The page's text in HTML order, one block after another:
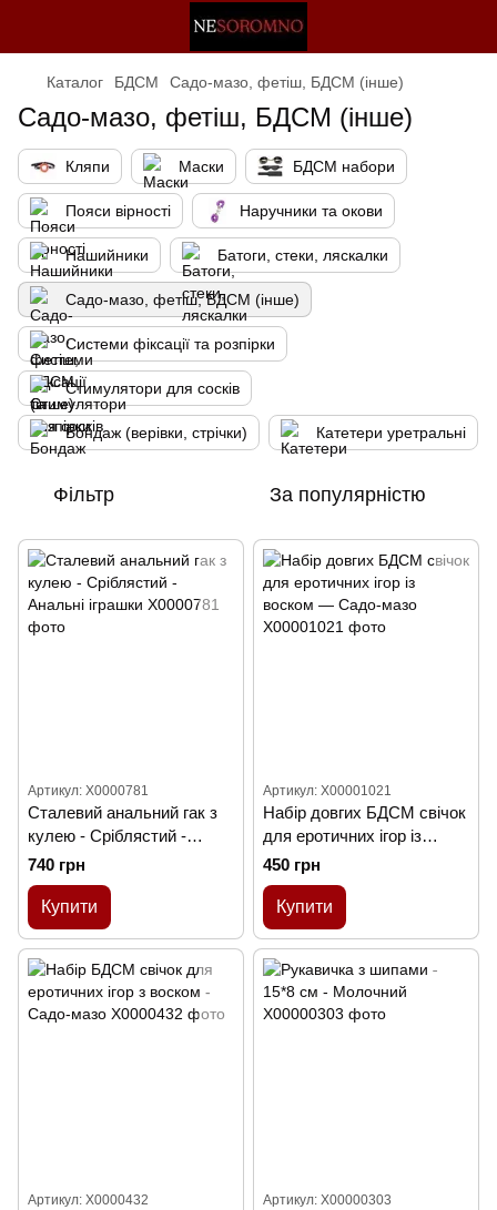
Каталог БДСМ Садо-мазо, фетіш, БДСМ (інше)
Садо-мазо, фетіш, БДСМ (інше)
Кляпи Маски БДСМ набори
Пояси вірності Наручники та окови
Нашийники Батоги, стеки, ляскалки
Садо-мазо, фетіш, БДСМ (інше)
Системи фіксації та розпірки
Стимулятори для сосків
Бондаж (верівки, стрічки) Катетери уретральні
Фільтр За популярністю
Артикул: X0000781
Сталевий анальний гак з
кулею - Сріблястий -
Анальні іграшки
740 грн
Купити
Артикул: X00001021
Набір довгих БДСМ свічок
для еротичних ігор із
воском — Садо-мазо
450 грн
Купити
Артикул: X0000432 Артикул: X00000303